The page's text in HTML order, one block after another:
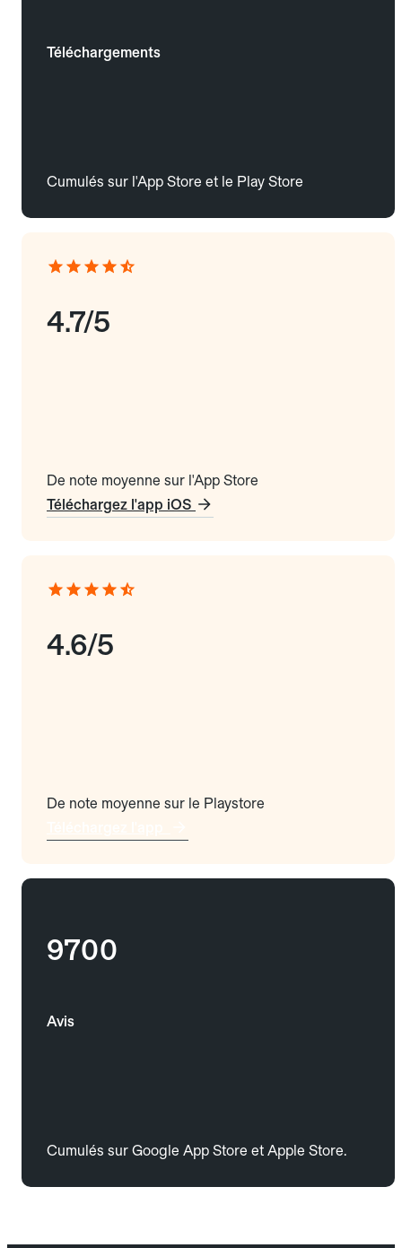
Téléchargements
Cumulés sur l'App Store et le Play Store
4.7/5
De note moyenne sur l'App Store
Téléchargez l'app iOS
4.6/5
De note moyenne sur le Playstore
9700
Avis
Cumulés sur Google App Store et Apple Store.